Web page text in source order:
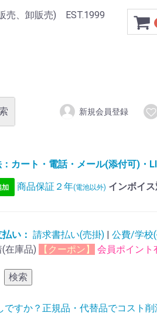
売、卸販売) EST.1999
新規会員登録
カート・電話・メール(添付可)・
商品保証２年(電池以外) インボイ
い： 請求書払い(売掛) | 公費/学校
(在庫品) 【クーポン】 会員ポイント
検索
すか？正規品・代替品でコスト削